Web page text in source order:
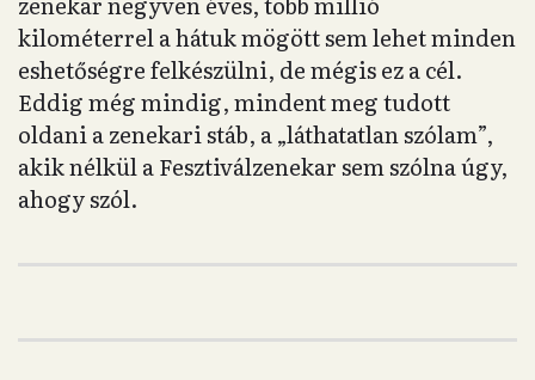
kilométerrel a hátuk mögött sem lehet minden
eshetőségre felkészülni, de mégis ez a cél.
Eddig még mindig, mindent meg tudott
oldani a zenekari stáb, a „láthatatlan szólam”,
akik nélkül a Fesztiválzenekar sem szólna úgy,
ahogy szól.